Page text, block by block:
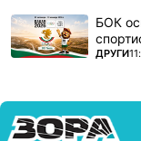
БОК
ПОВЕЧЕ
ДРУГИ